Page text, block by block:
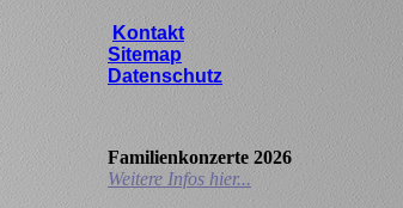
Kontakt
Sitemap
Datenschutz
Familienkonzerte 2026
Weitere Infos hier...